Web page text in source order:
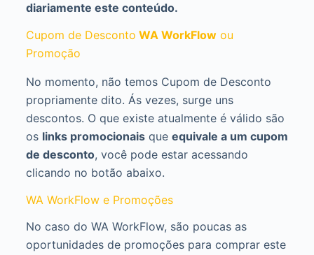
diariamente este conteúdo.
Cupom de Desconto WA WorkFlow ou
Promoção
No momento, não temos Cupom de Desconto
propriamente dito. Ás vezes, surge uns
descontos. O que existe atualmente é válido são
os links promocionaisque equivale a um cupom
de desconto, você pode estar acessando
clicando no botão abaixo.
WA WorkFlow e Promoções
No caso do WA WorkFlow, são poucas as
oportunidades de promoções para comprar este